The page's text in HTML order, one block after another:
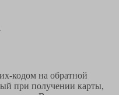
кодом на обратной
при получении карты,